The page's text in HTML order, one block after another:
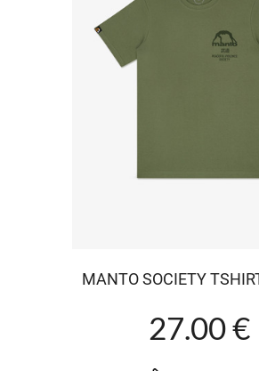
MANTO SOCIETY
27.00 €